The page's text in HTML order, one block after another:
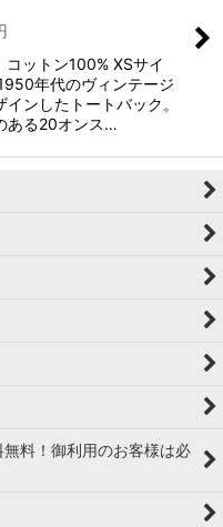
ットン100% XSサイ
年代のヴィンテージ
ンしたトートバック。
ある20オンス…
料！御利用のお客様は必